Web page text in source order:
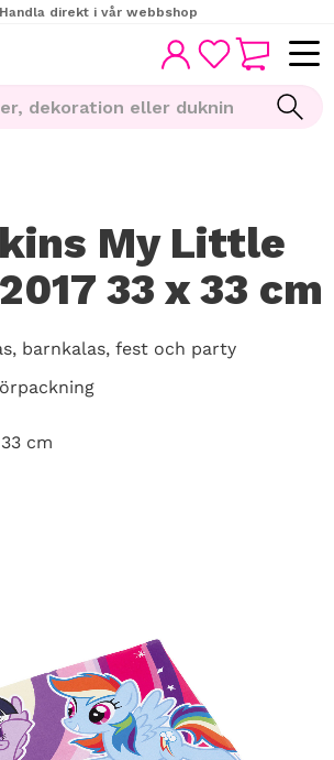
Handla direkt i vår webbshop
FAVORITER
KUNDVAGN
My Little
33 x 33 cm
barnkalas, fest och party
cm